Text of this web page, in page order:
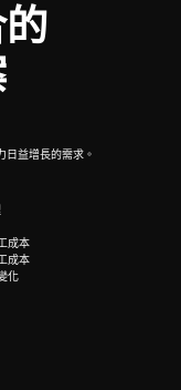
日益增長的需求。
成本
成本
化